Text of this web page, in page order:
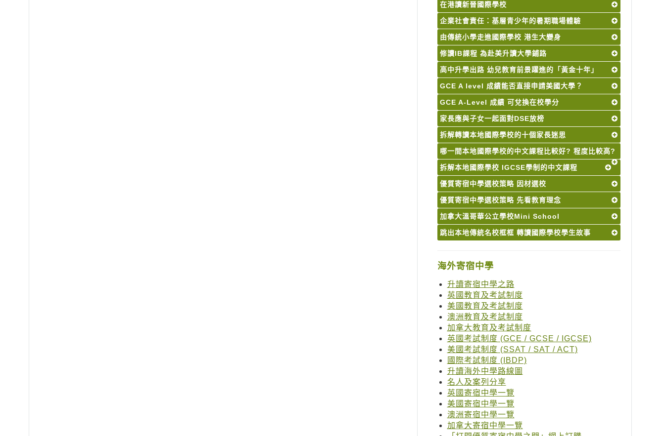
在港讀新晉國際學校
企業社會責任：基層青少年的暑期職場體驗
由傳統小學走進國際學校 港生大變身
修讀IB課程 為赴美升讀大學鋪路
高中升學出路 幼兒教育前景躍進的「黃金十年」
GCE A level 成績能否直接申請美國大學？
GCE A-Level 成績 可兌換在校學分
家長應與子女一起面對DSE放榜
拆解轉讀本地國際學校的十個家長迷思
哪一間本地國際學校的中文課程比較好? 程度比較高?
拆解本地國際學校 IGCSE學制的中文課程
優質寄宿中學選校策略 因材選校
優質寄宿中學選校策略 先看教育理念
加拿大溫哥華公立學校Mini School
跳出本地傳統名校框框 轉讀國際學校學生故事
海外寄宿中學
升讀寄宿中學之路
英國教育及考試制度
美國教育及考試制度
澳洲教育及考試制度
加拿大教育及考試制度
英國考試制度 (GCE / GCSE / IGCSE)
美國考試制度 (SSAT / SAT / ACT)
國際考試制度 (IBDP)
升讀海外中學路線圖
名人及案列分享
英國寄宿中學一覽
美國寄宿中學一覽
澳洲寄宿中學一覽
加拿大寄宿中學一覽